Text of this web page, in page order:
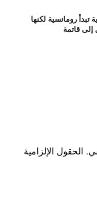
تبدأ رومانسية لكنها
قاتمة
الحقول الإلزامية